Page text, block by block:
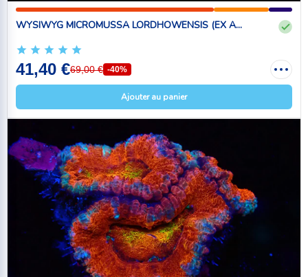
WYSIWYG MICROMUSSA LORDHOWENSIS (EX A...
41,40 €69,00 € -40%
Ajouter au panier